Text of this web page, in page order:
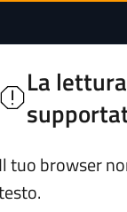
Servizi
La
Il tuo browser